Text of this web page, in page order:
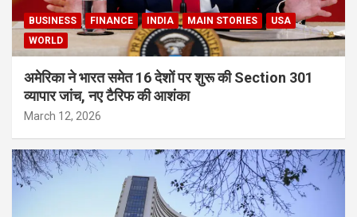
BUSINESS FINANCE INDIA MAIN STORIES
USA
WORLD
अमेरिका ने भारत समेत 16 देशों पर शुरू की Section 301
व्यापार जांच, नए टैरिफ की आशंका
March 12, 2026